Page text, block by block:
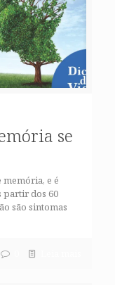
se
memória, e é
partir dos 60
são sintomas